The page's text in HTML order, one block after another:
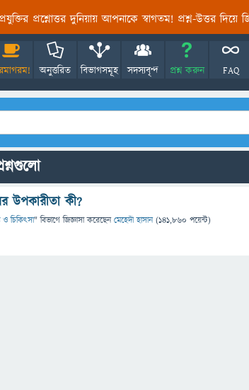
প্রশ্নোত্তর দুনিয়ায় আপনাকে স্বাগতম! প্রশ্ন-উত্তর দিয়ে
অনুত্তরিত বিভাগসমূহ সদস্যবৃন্দ প্রশ্ন করুন FAQ
উপকারীতা কী?
ও চিকিৎসা" বিভাগে জিজ্ঞাসাকরেছেনমেহেদী হাসান (141,860 পয়েন্ট)